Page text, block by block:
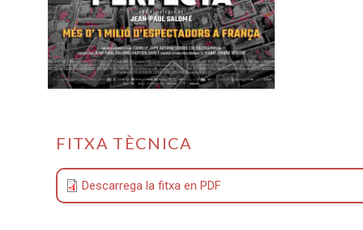
FITXA TÈCNICA
Descarrega la fitxa en PDF